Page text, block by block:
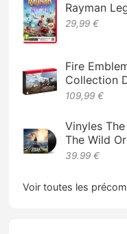
Rayman
29,99 €
Fire
Collection
109,99 €
Vinyles
The Wild
39.99 €
Voir toutes les